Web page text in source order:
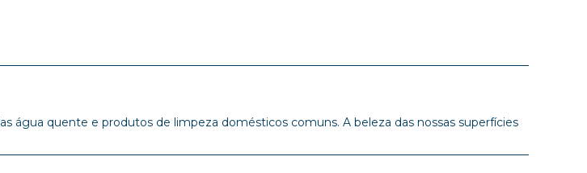
água quente e produtos de limpeza domésticos comuns. A beleza das nossas superfícies